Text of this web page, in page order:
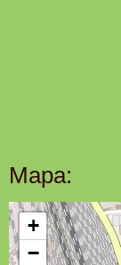
Mapa:
+
−